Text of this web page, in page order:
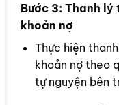
Bước 3: Thanh lý
khoản nợ
Thực hiện
khoản nợ theo
tự nguyện bên